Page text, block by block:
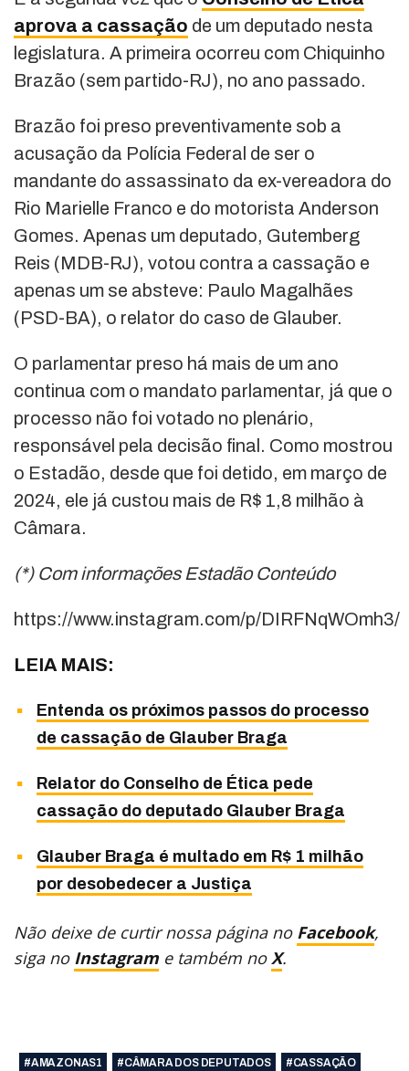
aprova a cassação de um deputado nesta
legislatura. A primeira ocorreu com Chiquinho
Brazão (sem partido-RJ), no ano passado.
Brazão foi preso preventivamente sob a
acusação da Polícia Federal de ser o
mandante do assassinato da ex-vereadora do
Rio Marielle Franco e do motorista Anderson
Gomes. Apenas um deputado, Gutemberg
Reis (MDB-RJ), votou contra a cassação e
apenas um se absteve: Paulo Magalhães
(PSD-BA), o relator do caso de Glauber.
O parlamentar preso há mais de um ano
continua com o mandato parlamentar, já que o
processo não foi votado no plenário,
responsável pela decisão final. Como mostrou
o Estadão, desde que foi detido, em março de
2024, ele já custou mais de R$ 1,8 milhão à
Câmara.
(*) Com informações Estadão Conteúdo
https://www.instagram.com/p/DIRFNqWOmh3/
LEIA MAIS:
Entenda os próximos passos do processo
de cassação de Glauber Braga
Relator do Conselho de Ética pede
cassação do deputado Glauber Braga
Glauber Braga é multado em R$ 1 milhão
por desobedecer a Justiça
Não deixe de curtir nossa página no Facebook,
siga no Instagram e também noX.
#AMAZONAS1 #CÂMARA DOS DEPUTADOS
#CASSAÇÃO